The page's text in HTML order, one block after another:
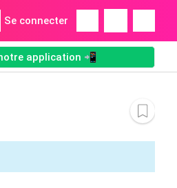
Se connecter
application 📲